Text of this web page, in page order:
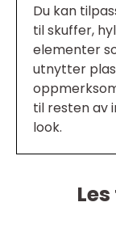
Du kan
til skuffer,
elementer
utnytter
til resten av
look.